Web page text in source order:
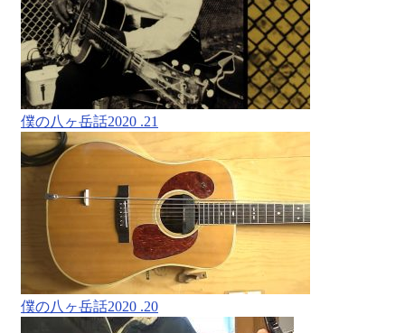
僕の八ヶ岳話2020 .21
僕の八ヶ岳話2020 .20